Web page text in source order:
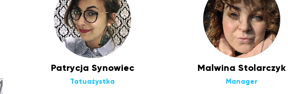
Patrycja Synowiec
Tatuażystka
Malwina Stolarczyk
Manager